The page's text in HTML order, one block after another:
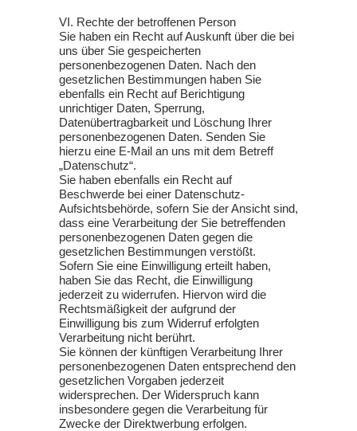
VI. Rechte der betroffenen Person
Sie haben ein Recht auf Auskunft über die bei
uns über Sie gespeicherten
personenbezogenen Daten. Nach den
gesetzlichen Bestimmungen haben Sie
ebenfalls ein Recht auf Berichtigung
unrichtiger Daten, Sperrung,
Datenübertragbarkeit und Löschung Ihrer
personenbezogenen Daten. Senden Sie
hierzu eine E-Mail an uns mit dem Betreff
„Datenschutz“.
Sie haben ebenfalls ein Recht auf
Beschwerde bei einer Datenschutz-
Aufsichtsbehörde, sofern Sie der Ansicht sind,
dass eine Verarbeitung der Sie betreffenden
personenbezogenen Daten gegen die
gesetzlichen Bestimmungen verstößt.
Sofern Sie eine Einwilligung erteilt haben,
haben Sie das Recht, die Einwilligung
jederzeit zu widerrufen. Hiervon wird die
Rechtsmäßigkeit der aufgrund der
Einwilligung bis zum Widerruf erfolgten
Verarbeitung nicht berührt.
Sie können der künftigen Verarbeitung Ihrer
personenbezogenen Daten entsprechend den
gesetzlichen Vorgaben jederzeit
widersprechen. Der Widerspruch kann
insbesondere gegen die Verarbeitung für
Zwecke der Direktwerbung erfolgen.